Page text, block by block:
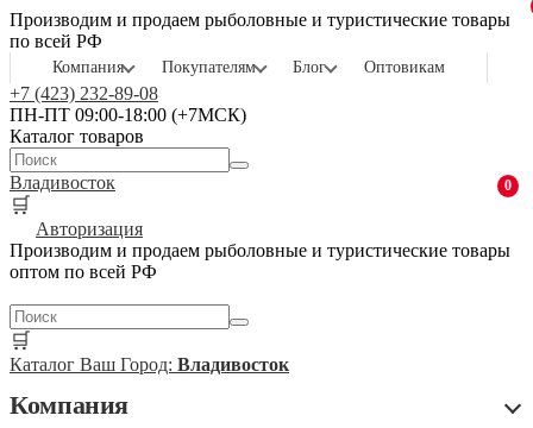
Производим и продаем рыболовные и туристические товары
по всей РФ
Компания Покупателям Блог Оптовикам
+7 (423) 232-89-08
ПН-ПТ 09:00-18:00 (+7МСК)
Каталог товаров
Владивосток
🛒
0
Авторизация
Производим и продаем рыболовные и туристические товары
оптом по всей РФ
🛒
Каталог Ваш Город: Владивосток
Компания